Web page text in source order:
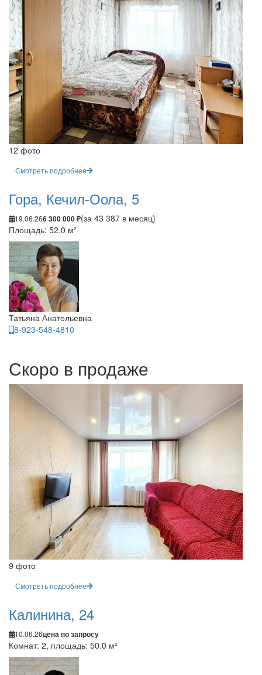
12 фото
Смотреть подробнее
Гора, Кечил-Оола, 5
19.06.266 300 000 ₽(за 43 387 в месяц)
Площадь: 52.0 м²
Татьяна Анатольевна
8-923-548-4810
Скоро в продаже
9 фото
Смотреть подробнее
Калинина, 24
10.06.26цена по запросу
Комнат: 2, площадь: 50.0 м²